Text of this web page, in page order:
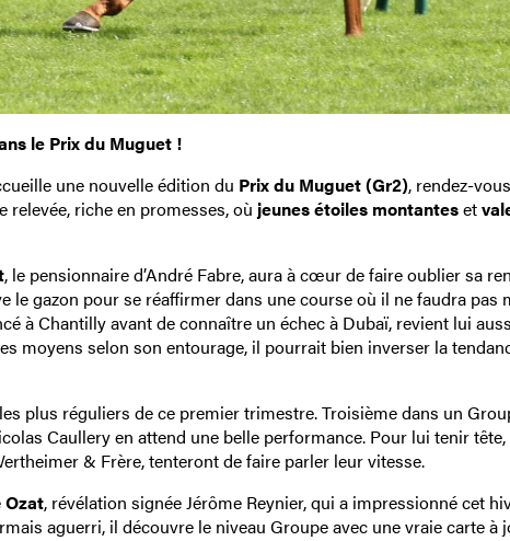
le Prix du Muguet !
une nouvelle édition du Prix du Muguet (Gr2), rendez-vous
riche en promesses, où jeunes étoiles montanteset
, le pensionnaire d’André Fabre, aura à cœur de faire oublier sa
le gazon pour se réaffirmer dans une course où il ne faudra pas
à Chantilly avant de connaître un échec à Dubaï, revient lui
moyens selon son entourage, il pourrait bien inverser la
plus réguliers de ce premier trimestre. Troisième dans un
Caullery en attend une belle performance. Pour lui tenir tête,
& Frère, tenteront de faire parler leur vitesse.
Ozat, révélation signée Jérôme Reynier, qui a impressionné cet
aguerri, il découvre le niveau Groupe avec une vraie carte à